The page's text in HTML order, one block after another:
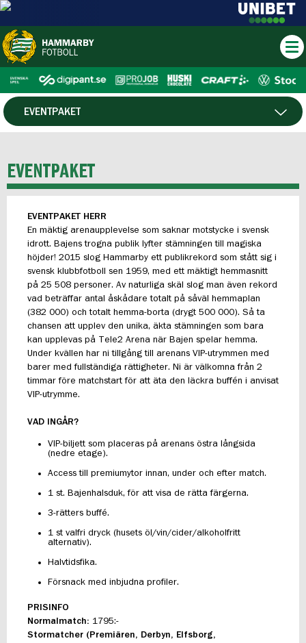
EVENTPAKET
BLI PARTNER
EVENTPAKET
EVENTPAKET HERR
En mäktig arenaupplevelse som saknar motstycke i svensk
idrott. Bajens trogna publik lyfter stämningen till magiska
höjder! 2015 slog Hammarby ett publikrekord som stått sig i
svensk klubbfotboll sen 1959, med ett mäktigt hemmasnitt
på 25 508 personer. Av naturliga skäl slog man även rekord
vad beträffar antal åskådare totalt på såväl hemmaplan
(382 000) och totalt hemma-borta (drygt 500 000). Så ta
chansen att upplev den unika, äkta stämningen som bara
kan upplevas på Tele2 Arena när Bajen spelar hemma.
Under kvällen har ni tillgång till arenans VIP-utrymmen med
barer med fullständiga rättigheter. Ni är välkomna från 2
timmar före matchstart för att äta den läckra buffén i anvisat
VIP-utrymme.
VAD INGÅR?
VIP-biljett som placeras på arenans östra långsida
(nedre etage).
Access till premiumytor innan, under och efter match.
1 st. Bajenhalsduk, för att visa de rätta färgerna.
3-rätters buffé.
1 st valfri dryck (husets öl/vin/cider/alkoholfritt
alternativ).
Halvtidsfika.
Försnack med inbjudna profiler.
PRISINFO
Normalmatch: 1795:-
Stormatcher (Premiären, Derbyn, Elfsborg,